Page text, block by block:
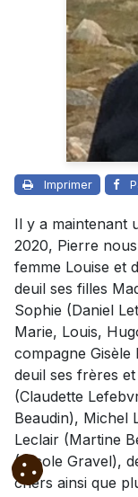
Imprimer
Il y a maintenant
2020, Pierre
femme Louise et
deuil ses filles
Sophie (Daniel
Marie, Louis,
compagne Gisèle
deuil ses frères
(Claudette
Beaudin), Michel
Leclair (Martine
(Nicole Gravel),
chers ainsi que